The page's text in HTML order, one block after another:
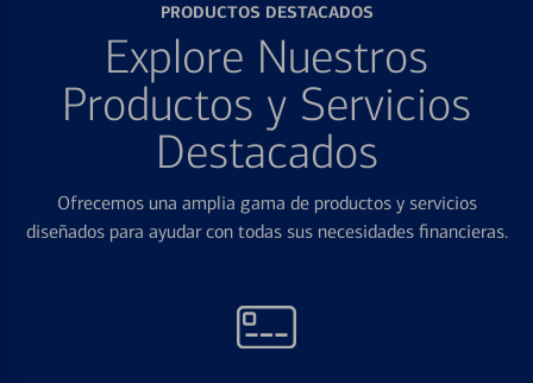
PRODUCTOS DESTACADOS
Explore Nuestros
Productos y Servicios
Destacados
Ofrecemos una amplia gama de productos y servicios
diseñados para ayudar con todas sus necesidades financieras.